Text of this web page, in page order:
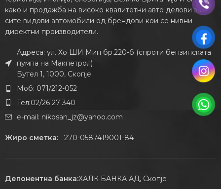
како и продажба на високо квалитетни авто делови за
сите видови автомобили од брендови кои се нивни
директни производители.
Адреса: ул. Хо ШИ Мин бр.220-б (спроти бензинската
пумпа на Макпетрол)
Бутел 1, 1000, Скопје
Моб: 071/212-052
Тел:02/26 27 340
e-mail: nikosan_jz@yahoo.com
Жиро сметка:270-0587419001-84
Депонентна банка:ХАЛК БАНКА АД, Скопје